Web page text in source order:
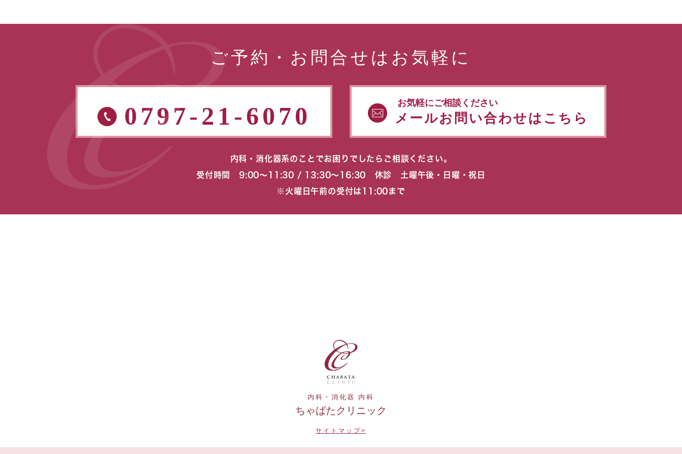
ご予約・お問合せはお気軽に
0797-21-6070 お気軽にご相談ください
メールお問い合わせはこちら
内科・消化器系のことでお困りでしたらご相談ください。
受付時間 9:00〜11:30 / 13:30〜16:30 休診 土曜午後・日曜・祝日
※火曜日午前の受付は11:00まで
内科・消化器 内科
ちゃばたクリニック
サイトマップ>